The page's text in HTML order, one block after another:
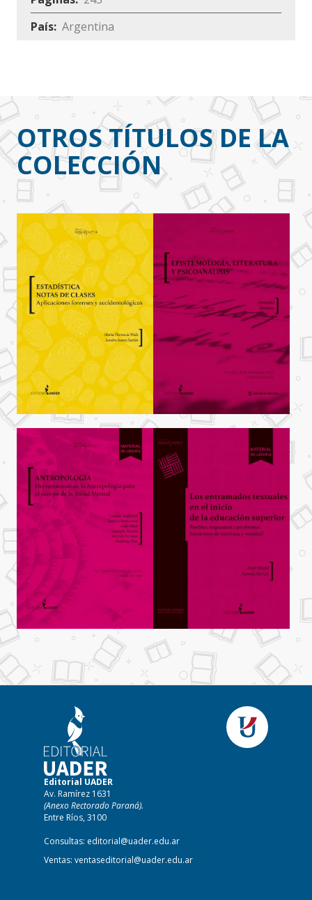
País Argentina
OTROS TÍTULOS DE LA
COLECCIÓN
Editorial UADER
Av. Ramírez 1631
(Anexo Rectorado Paraná).
Entre Ríos, 3100
Consultas: editorial@uader.edu.ar
Ventas: ventaseditorial@uader.edu.ar